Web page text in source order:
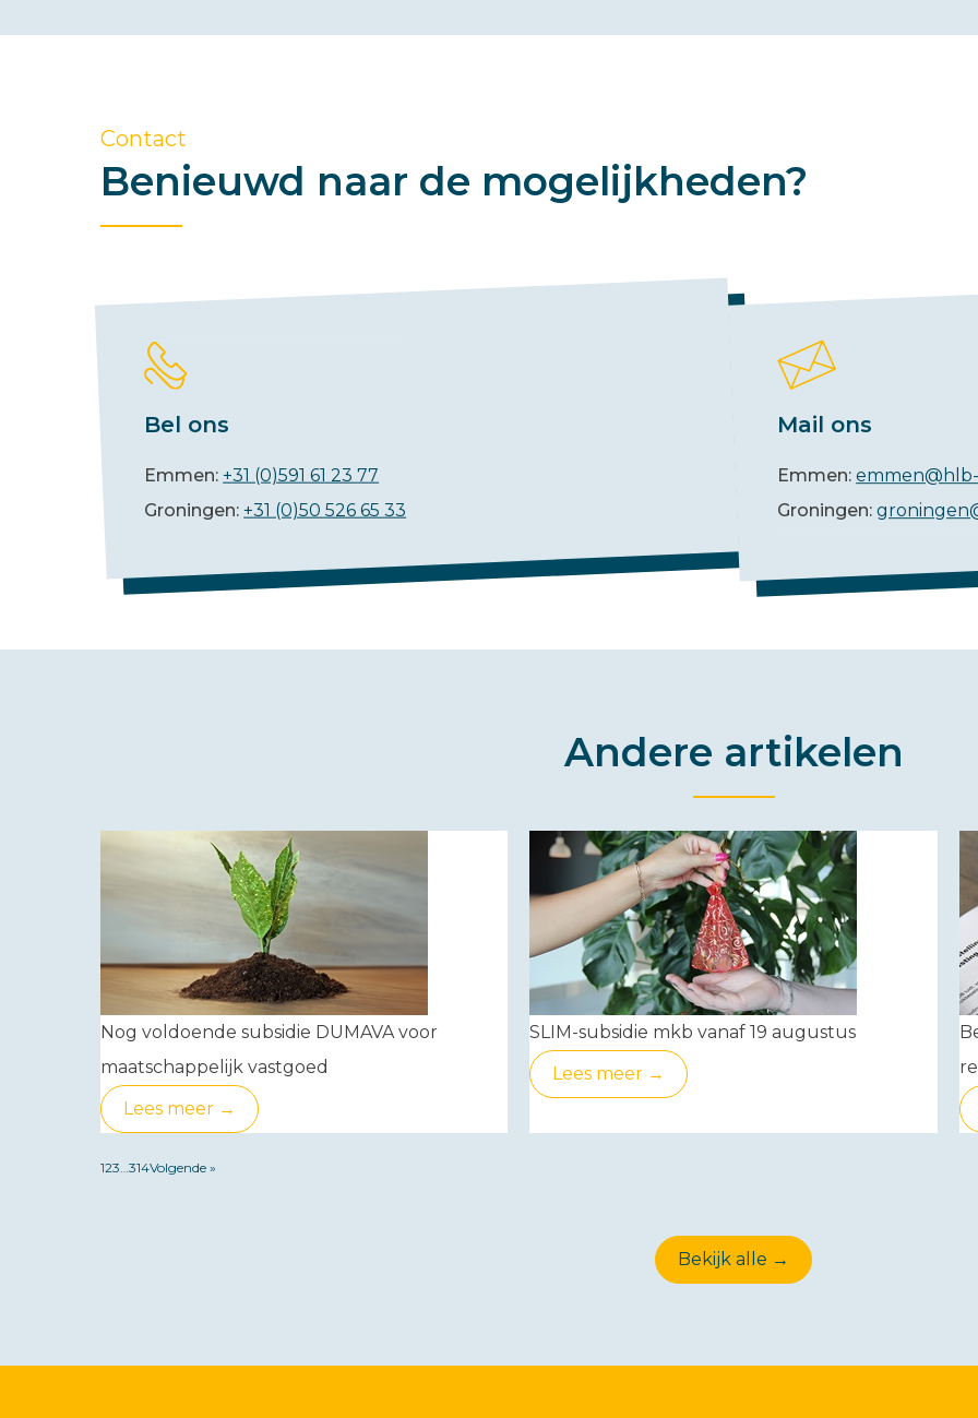
Contact
Benieuwd naar de mogelijkheden?
Bel ons
Emmen:+31 (0)591 61 23 77
Groningen:+31 (0)50 526 65 33
Mail ons
Emmen:
Groningen:
Andere artikelen
Nog voldoende subsidie DUMAVA voor
maatschappelijk vastgoed
Lees meer →
SLIM-subsidie mkb vanaf 19 augustus
Lees meer →
123 314Volgende »
Bekijk alle →